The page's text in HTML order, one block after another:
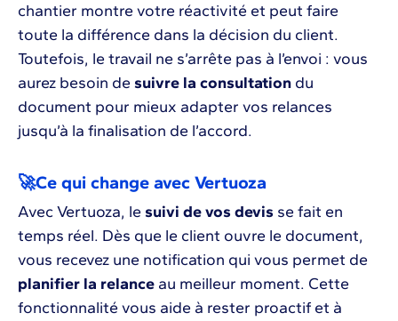
chantier montre votre réactivité et peut faire
toute la différence dans la décision du client.
Toutefois, le travail ne s’arrête pas à l’envoi : vous
aurez besoin de suivre la consultation du
document pour mieux adapter vos relances
jusqu’à la finalisation de l’accord.
🚀Ce qui change avec Vertuoza
Avec Vertuoza, le suivi de vos devis se fait en
temps réel. Dès que le client ouvre le document,
vous recevez une notification qui vous permet de
planifier la relance au meilleur moment. Cette
fonctionnalité vous aide à rester proactif et à